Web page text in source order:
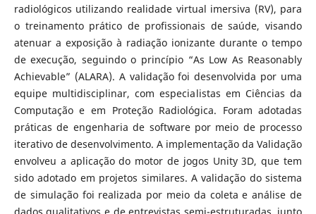
radiológicos utilizando realidade virtual imersiva (RV), para
o treinamento prático de profissionais de saúde, visando
atenuar a exposição à radiação ionizante durante o tempo
de execução, seguindo o princípio “As Low As Reasonably
Achievable” (ALARA). A validação foi desenvolvida por uma
equipe multidisciplinar, com especialistas em Ciências da
Computação e em Proteção Radiológica. Foram adotadas
práticas de engenharia de software por meio de processo
iterativo de desenvolvimento. A implementação da Validação
envolveu a aplicação do motor de jogos Unity 3D, que tem
sido adotado em projetos similares. A validação do sistema
de simulação foi realizada por meio da coleta e análise de